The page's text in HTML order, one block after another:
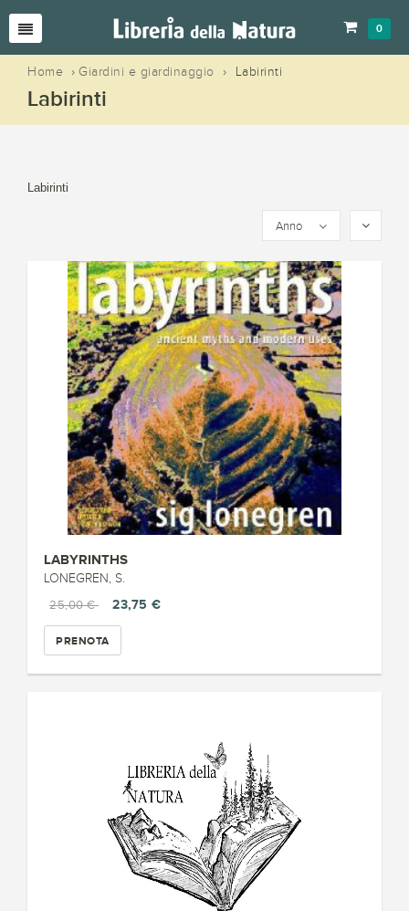
0
Home › Giardini e giardinaggio › Labirinti
Labirinti
Labirinti
Anno
LABYRINTHS
LONEGREN, S.
25,00 €
23,75 €
PRENOTA